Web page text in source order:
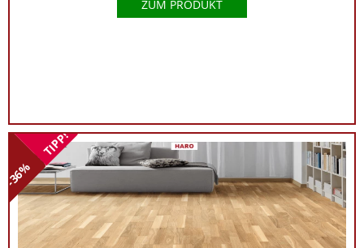
ZUM PRODUKT
-36%
TIPP!